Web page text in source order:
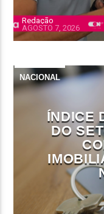
Redação
AGOSTO 7, 2026
NACIONAL
ÍNDICE
DO